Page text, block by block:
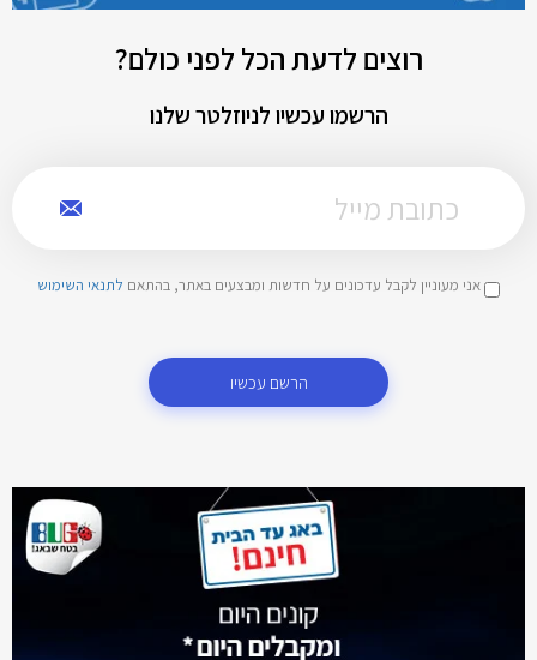
רוצים לדעת הכל לפני כולם?
הרשמו עכשיו לניוזלטר שלנו
אני מעוניין לקבל עדכונים על חדשות ומבצעים באתר, בהתאם לתנאי השימוש
הרשם עכשיו